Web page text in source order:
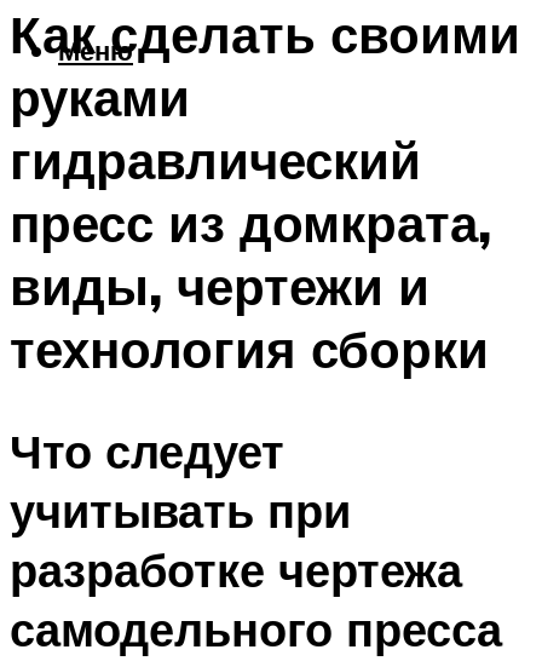
Меню
Как сделать своими
руками
гидравлический
пресс из домкрата,
виды, чертежи и
технология сборки
Что следует
учитывать при
разработке чертежа
самодельного пресса